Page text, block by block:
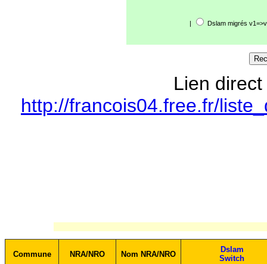
| Dslam migrés
Lien
http://francois04.free.fr/
Commune NRA/NRO Nom NRA/NRO
Dslam
Switch